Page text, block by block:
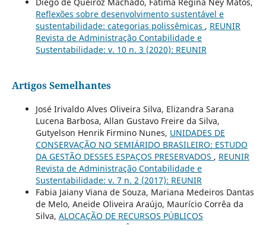
Reflexões sobre desenvolvimento sustentável e
sustentabilidade: categorias polissêmicas , REUNIR
Revista de Administração Contabilidade e
Sustentabilidade: v. 10 n. 3 (2020): REUNIR
Artigos Semelhantes
José Irivaldo Alves Oliveira Silva, Elizandra Sarana
Lucena Barbosa, Allan Gustavo Freire da Silva,
Gutyelson Henrik Firmino Nunes, UNIDADES DE
CONSERVAÇÃO NO SEMIÁRIDO BRASILEIRO: ESTUDO
DA GESTÃO DESSES ESPAÇOS PRESERVADOS , REUNIR
Revista de Administração Contabilidade e
Sustentabilidade: v. 7 n. 2 (2017): REUNIR
Fabia Jaiany Viana de Souza, Mariana Medeiros Dantas
de Melo, Aneide Oliveira Araújo, Maurício Corrêa da
Silva, ALOCAÇÃO DE RECURSOS PÚBLICOS